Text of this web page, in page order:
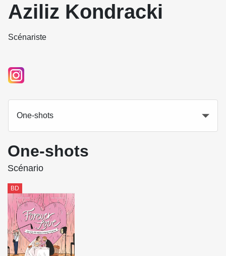
Aziliz Kondracki
Scénariste
One-shots
One-shots
Scénario
BD